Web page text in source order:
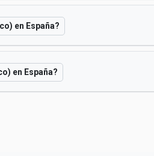
en España?
en España?